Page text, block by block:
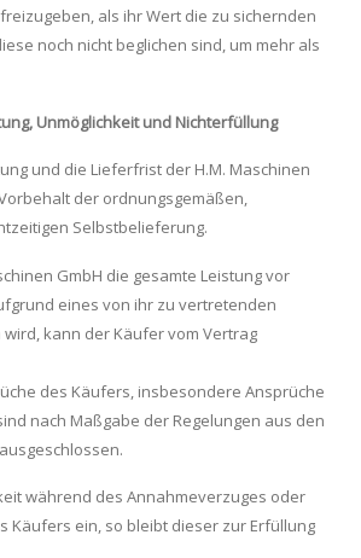
als ihr Wert die zu sichernden
noch nicht beglichen sind, um mehr als
Unmöglichkeit und Nichterfüllung
und die Lieferfrist der H.M. Maschinen
der ordnungsgemäßen,
Selbstbelieferung.
GmbH die gesamte Leistung vor
eines von ihr zu vertretenden
kann der Käufer vom Vertrag
des Käufers, insbesondere Ansprüche
nach Maßgabe der Regelungen aus den
während des Annahmeverzuges oder
Käufers ein, so bleibt dieser zur Erfüllung